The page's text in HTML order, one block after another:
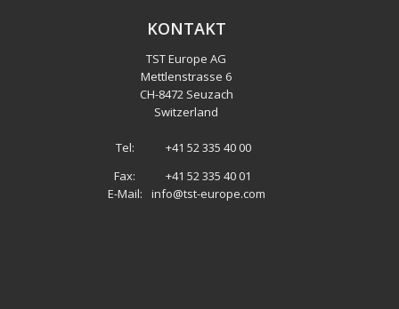
KONTAKT
TST Europe AG
Mettlenstrasse 6
CH-8472 Seuzach
Switzerland
Tel:
+41 52 335 40 00
Fax:
+41 52 335 40 01
E-Mail:
info@tst-europe.com